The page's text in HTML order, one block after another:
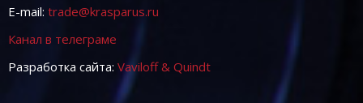
E-mail: trade@krasparus.ru
Канал в телеграме
Разработка сайта: Vaviloff & Quindt